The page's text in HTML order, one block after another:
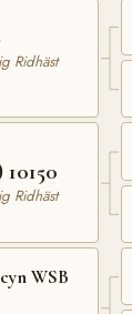
Ridhäst
Ridhäst
WSB